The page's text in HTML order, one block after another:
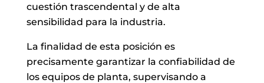
cuestión trascendental y de alta
sensibilidad para la industria.
La finalidad de esta posición es
precisamente garantizar la confiabilidad de
los equipos de planta, supervisando a